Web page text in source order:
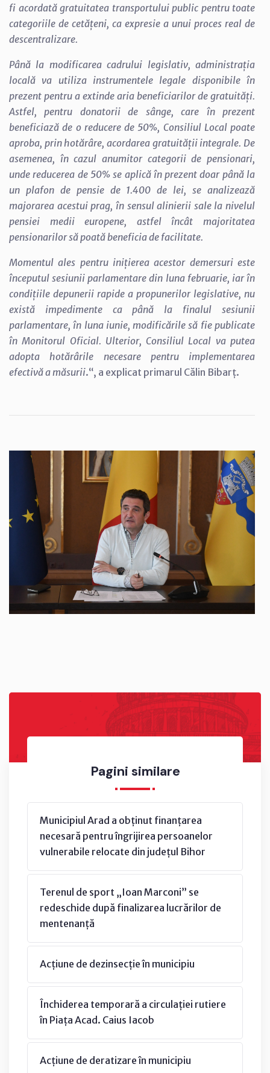
Pagini similare
Municipiul Arad a obținut finanțarea
necesară pentru îngrijirea persoanelor
vulnerabile relocate din județul Bihor
Terenul de sport „Ioan Marconi” se
redeschide după finalizarea lucrărilor de
mentenanță
Acțiune de dezinsecție în municipiu
Închiderea temporară a circulației rutiere
în Piața Acad. Caius Iacob
Acțiune de deratizare în municipiu
fi acordată gratuitatea transportului public pentru toate
categoriile de cetățeni, ca expresie a unui proces real de
descentralizare.
Până la modificarea cadrului legislativ, administrația
locală va utiliza instrumentele legale disponibile în
prezent pentru a extinde aria beneficiarilor de gratuități.
Astfel, pentru donatorii de sânge, care în prezent
beneficiază de o reducere de 50%, Consiliul Local poate
aproba, prin hotărâre, acordarea gratuității integrale. De
asemenea, în cazul anumitor categorii de pensionari,
unde reducerea de 50% se aplică în prezent doar până la
un plafon de pensie de 1.400 de lei, se analizează
majorarea acestui prag, în sensul alinierii sale la nivelul
pensiei medii europene, astfel încât majoritatea
pensionarilor să poată beneficia de facilitate.
Momentul ales pentru inițierea acestor demersuri este
începutul sesiunii parlamentare din luna februarie, iar în
condițiile depunerii rapide a propunerilor legislative, nu
există impedimente ca până la finalul sesiunii
parlamentare, în luna iunie, modificările să fie publicate
în Monitorul Oficial. Ulterior, Consiliul Local va putea
adopta hotărârile necesare pentru implementarea
efectivă a măsurii.“, a explicat primarul Călin Bibarț.